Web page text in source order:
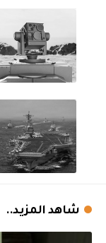
شاهد المزيد..